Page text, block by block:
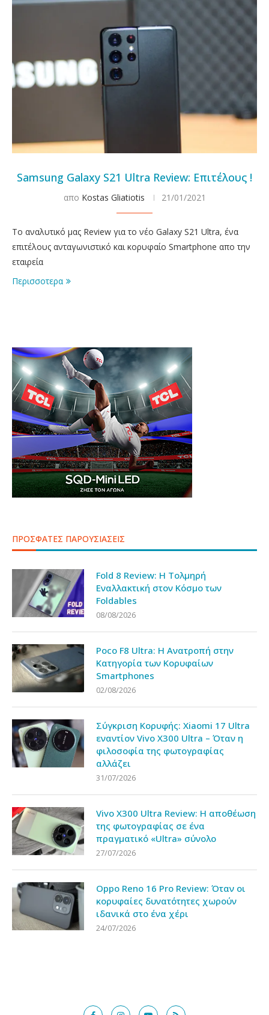
Samsung Galaxy S21 Ultra Review: Επιτέλους !
απο Kostas Gliatiotis 21/01/2021
Το αναλυτικό μας Review για το νέο Galaxy S21 Ultra, ένα
επιτέλους ανταγωνιστικό και κορυφαίο Smartphone απο την
εταιρεία
Περισσοτερα
ΠΡΟΣΦΑΤΕΣ ΠΑΡΟΥΣΙΑΣΕΙΣ
Fold 8 Review: Η Τολμηρή
Εναλλακτική στον Κόσμο των
Foldables
08/08/2026
Poco F8 Ultra: Η Ανατροπή στην
Κατηγορία των Κορυφαίων
Smartphones
02/08/2026
Σύγκριση Κορυφής: Xiaomi 17 Ultra
εναντίον Vivo X300 Ultra – Όταν η
φιλοσοφία της φωτογραφίας
αλλάζει
31/07/2026
Vivo X300 Ultra Review: Η αποθέωση
της φωτογραφίας σε ένα
πραγματικό «Ultra» σύνολο
27/07/2026
Oppo Reno 16 Pro Review: Όταν οι
κορυφαίες δυνατότητες χωρούν
ιδανικά στο ένα χέρι
24/07/2026